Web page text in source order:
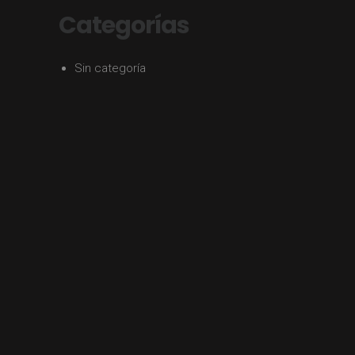
Categorías
Sin categoría